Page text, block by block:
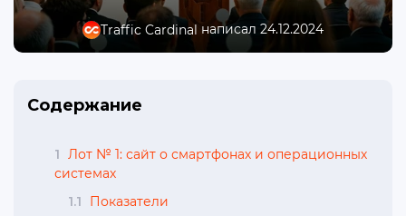
Traffic Cardinal написал 24.12.2024
Содержание
1 Лот № 1: сайт о смартфонах и операционных
системах
1.1
Показатели